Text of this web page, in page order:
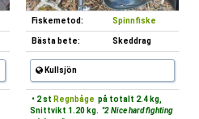
Fiskemetod: Spinnfiske
Bästa bete: Skeddrag
Kullsjön
• 2 st Regnbåge på totalt 2.4 kg,
Snittvikt 1.20 kg. "2 Nice hard fighting